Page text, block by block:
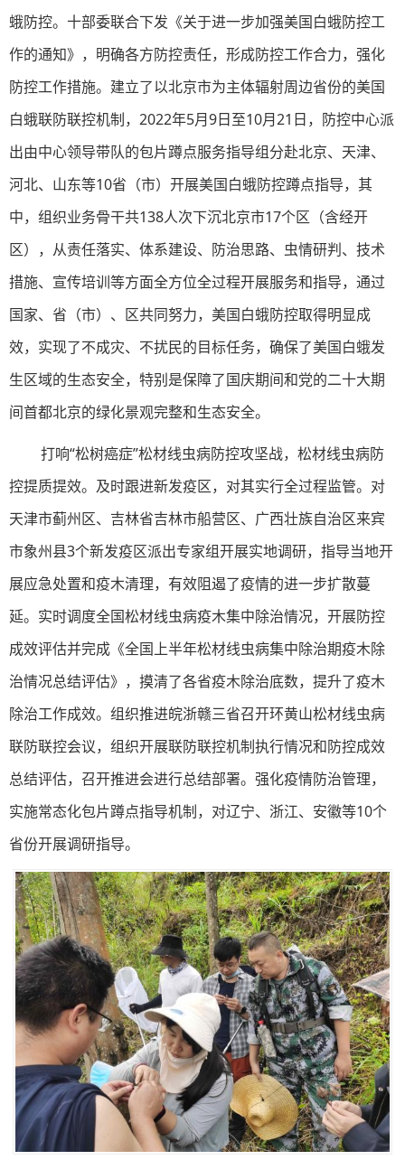
蛾防控。十部委联合下发《关于进一步加强美国白蛾防控工
作的通知》，明确各方防控责任，形成防控工作合力，强化
防控工作措施。建立了以北京市为主体辐射周边省份的美国
白蛾联防联控机制，2022年5月9日至10月21日，防控中心派
出由中心领导带队的包片蹲点服务指导组分赴北京、天津、
河北、山东等10省（市）开展美国白蛾防控蹲点指导，其
中，组织业务骨干共138人次下沉北京市17个区（含经开
区），从责任落实、体系建设、防治思路、虫情研判、技术
措施、宣传培训等方面全方位全过程开展服务和指导，通过
国家、省（市）、区共同努力，美国白蛾防控取得明显成
效，实现了不成灾、不扰民的目标任务，确保了美国白蛾发
生区域的生态安全，特别是保障了国庆期间和党的二十大期
间首都北京的绿化景观完整和生态安全。
打响“松树癌症”松材线虫病防控攻坚战，松材线虫病防
控提质提效。及时跟进新发疫区，对其实行全过程监管。对
天津市蓟州区、吉林省吉林市船营区、广西壮族自治区来宾
市象州县3个新发疫区派出专家组开展实地调研，指导当地开
展应急处置和疫木清理，有效阻遏了疫情的进一步扩散蔓
延。实时调度全国松材线虫病疫木集中除治情况，开展防控
成效评估并完成《全国上半年松材线虫病集中除治期疫木除
治情况总结评估》，摸清了各省疫木除治底数，提升了疫木
除治工作成效。组织推进皖浙赣三省召开环黄山松材线虫病
联防联控会议，组织开展联防联控机制执行情况和防控成效
总结评估，召开推进会进行总结部署。强化疫情防治管理，
实施常态化包片蹲点指导机制，对辽宁、浙江、安徽等10个
省份开展调研指导。